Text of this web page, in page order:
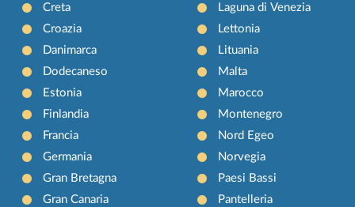
Creta
Croazia
Danimarca
Dodecaneso
Estonia
Finlandia
Francia
Germania
Gran Bretagna
Gran Canaria
Laguna di Venezia
Lettonia
Lituania
Malta
Marocco
Montenegro
Nord Egeo
Norvegia
Paesi Bassi
Pantelleria